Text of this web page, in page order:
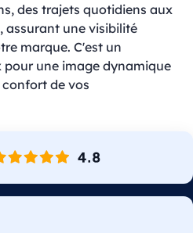
des trajets quotidiens aux
assurant une visibilité
marque. C'est un
une image dynamique
de vos